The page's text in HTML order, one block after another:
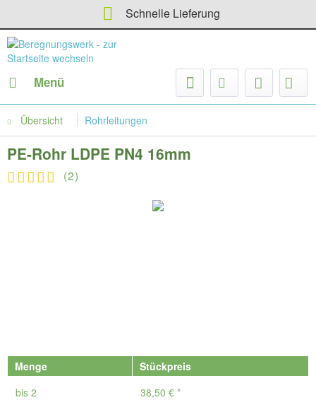
Schnelle Lieferung
Menü
Übersicht Rohrleitungen
PE-Rohr LDPE PN4 16mm
(2)
Menge
Stückpreis
bis 2 38,50 € *